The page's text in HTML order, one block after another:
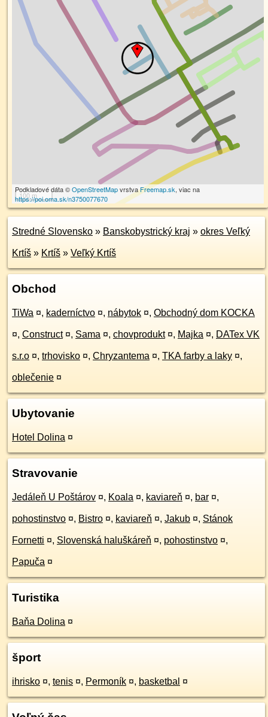
100 m
Podkladové dáta ©OpenStreetMapvrstvaFreemap.sk, viac na
https://poi.oma.sk/n3750077670
Stredné Slovensko » Banskobystrický kraj » okres Veľký
Krtíš » Krtíš » Veľký Krtíš
Obchod
TiWa ¤, kaderníctvo ¤, nábytok ¤, Obchodný dom KOCKA
¤, Construct ¤, Sama ¤, chovprodukt ¤, Majka ¤, DATex VK
s.r.o ¤, trhovisko ¤, Chryzantema ¤, TKA farby a laky ¤,
oblečenie ¤
Ubytovanie
Hotel Dolina ¤
Stravovanie
Jedáleň U Poštárov ¤, Koala ¤, kaviareň ¤, bar ¤,
pohostinstvo ¤, Bistro ¤, kaviareň ¤, Jakub ¤, Stánok
Fornetti ¤, Slovenská haluškáreň ¤, pohostinstvo ¤,
Papuča ¤
Turistika
Baňa Dolina ¤
šport
ihrisko ¤, tenis ¤, Permoník ¤, basketbal ¤